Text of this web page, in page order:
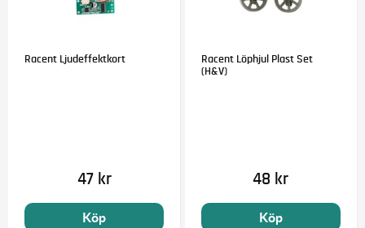
Racent Ljudeffektkort
47 kr
Köp
Racent Löphjul Plast Set
(H&V)
48 kr
Köp